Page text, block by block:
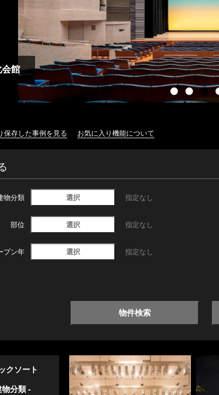
館
保存した事例を見る お気に入り機能について
物分類 選択 指定なし
部位 選択 指定なし
プン年 選択 指定なし
物件検索
クソート
物分類 -